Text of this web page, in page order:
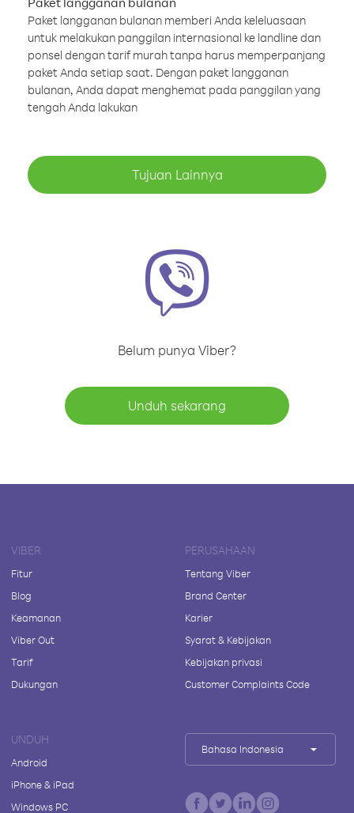
Paket langganan bulanan memberi Anda keleluasaan
untuk melakukan panggilan internasional ke landline dan
ponsel dengan tarif murah tanpa harus memperpanjang
paket Anda setiap saat. Dengan paket langganan
bulanan, Anda dapat menghemat pada panggilan yang
tengah Anda lakukan
Tujuan Lainnya
Belum punya Viber?
Unduh sekarang
VIBER
Fitur
Blog
Keamanan
Viber Out
Tarif
Dukungan
PERUSAHAAN
Tentang Viber
Brand Center
Karier
Syarat & Kebijakan
Kebijakan privasi
Customer Complaints Code
UNDUH
Android
iPhone & iPad
Windows PC
Bahasa Indonesia